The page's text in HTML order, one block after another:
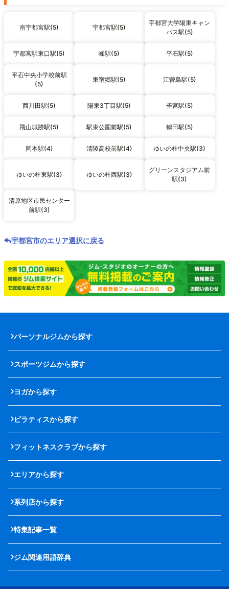
南宇都宮駅(5) 宇都宮駅(5)
宇都宮大学陽東キャン
パス駅(5)
宇都宮駅東口駅(5) 峰駅(5) 平石駅(5)
平石中央小学校前駅
(5)
東宿郷駅(5) 江曽島駅(5)
西川田駅(5) 陽東3丁目駅(5) 雀宮駅(5)
飛山城跡駅(5) 駅東公園前駅(5) 鶴田駅(5)
岡本駅(4) 清陵高校前駅(4) ゆいの杜中央駅(3)
ゆいの杜東駅(3) ゆいの杜西駅(3)
グリーンスタジアム前
駅(3)
清原地区市民センター
前駅(3)
宇都宮市のエリア選択に戻る
パーソナルジムから探す
スポーツジムから探す
ヨガから探す
ピラティスから探す
フィットネスクラブから探す
エリアから探す
系列店から探す
特集記事一覧
ジム関連用語辞典